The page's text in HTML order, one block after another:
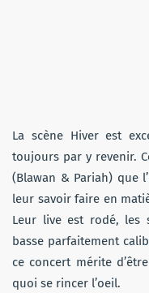
La scène Hiver est
toujours par y revenir.
(Blawan & Pariah) que
leur savoir faire en
Leur live est rodé, les
basse parfaitement
ce concert mérite
quoi se rincer l’oeil.